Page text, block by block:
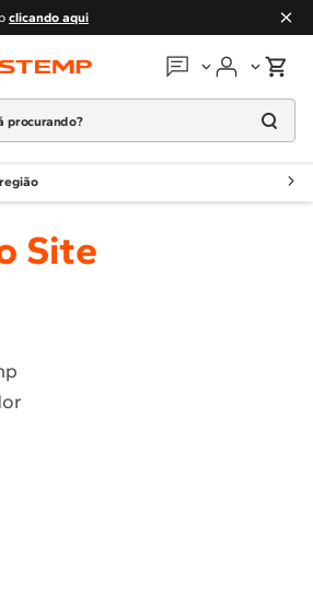
clicando aqui
que podemos
Atendimento Brastemp
Site